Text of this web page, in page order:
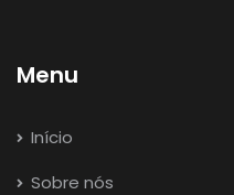
Menu
Início
Sobre nós